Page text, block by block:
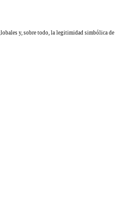
y, sobre todo, la legitimidad simbólica de